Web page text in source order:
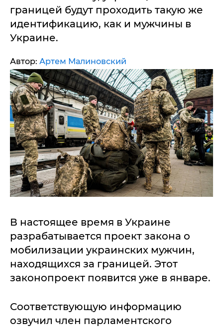
границей будут проходить такую же
идентификацию, как и мужчины в
Украине.
Автор: Артем Малиновский
В настоящее время в Украине
разрабатывается проект закона о
мобилизации украинских мужчин,
находящихся за границей. Этот
законопроект появится уже в январе.
Соответствующую информацию
озвучил член парламентского